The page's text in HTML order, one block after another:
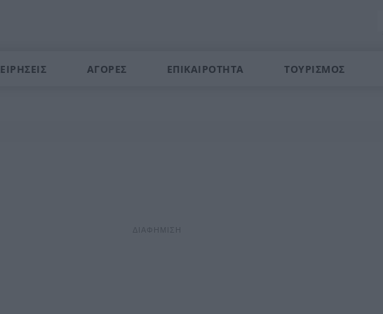
ΑΓΟΡΕΣ ΕΠΙΚΑΙΡΟΤΗΤΑ ΤΟΥΡΙΣΜΟΣ